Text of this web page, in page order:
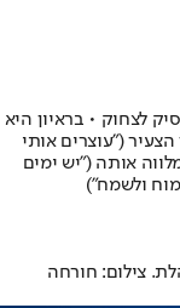
לצחוק • בראיון היא
("עוצרים אותי
אותה ("יש ימים
ולשמח")
צילום: חורחה